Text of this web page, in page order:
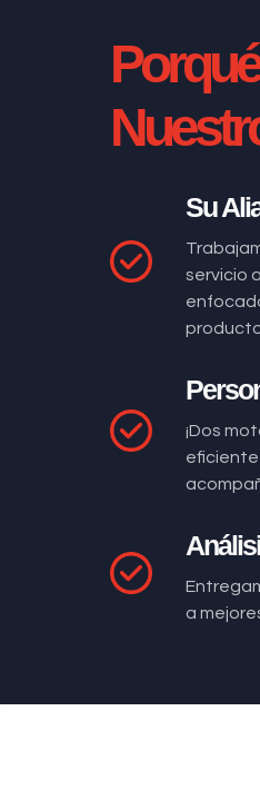
Su
servicio
¡Dos
eficiente
a